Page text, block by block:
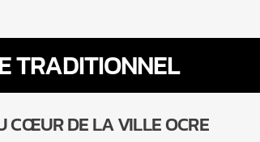
TRADITIONNEL
CŒUR DE LA VILLE OCRE